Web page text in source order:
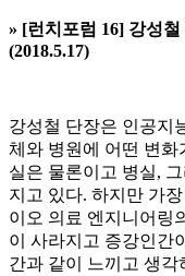
» [런치포럼 16] 강성철
(2018.5.17)
강성철 단장은 인공지
체와 병원에 어떤 변화
실은 물론이고 병실,
지고 있다. 하지만 가
이오 의료 엔지니어링
이 사라지고 증강인간
간과 같이 느끼고 생